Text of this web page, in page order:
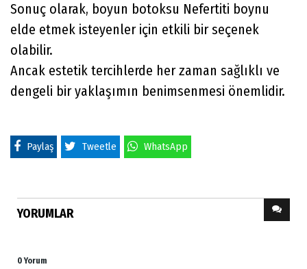
Sonuç olarak, boyun botoksu Nefertiti boynu
elde etmek isteyenler için etkili bir seçenek
olabilir.
Ancak estetik tercihlerde her zaman sağlıklı ve
dengeli bir yaklaşımın benimsenmesi önemlidir.
Paylaş Tweetle WhatsApp
YORUMLAR
0 Yorum